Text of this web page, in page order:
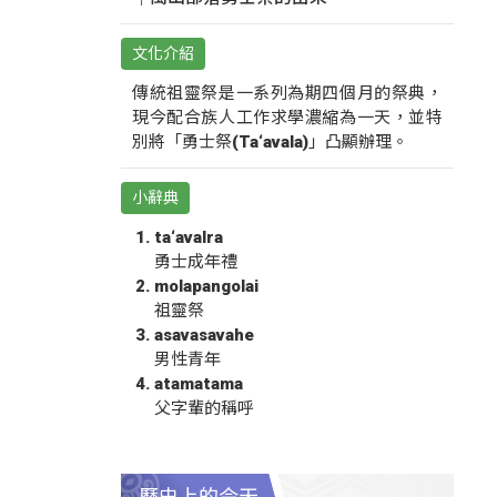
文化介紹
傳統祖靈祭是一系列為期四個月的祭典，
現今配合族人工作求學濃縮為一天，並特
別將「勇士祭(Ta‘avala)」凸顯辦理。
小辭典
ta‘avalra
勇士成年禮
molapangolai
祖靈祭
asavasavahe
男性青年
atamatama
父字輩的稱呼